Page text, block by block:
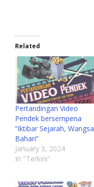
Related
Pertandingan Video
Pendek bersempena
“Iktibar Sejarah, Wangsa
Bahari”
January 3, 2024
In "Terkini"